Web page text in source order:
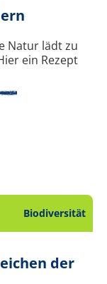
Natur lädt zu
ein Rezept
Biodiversität
der